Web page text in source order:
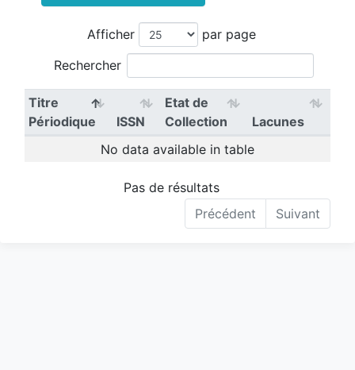
Afficher
par page
Rechercher
Titre
Périodique
ISSN
Etat de
Collection
Lacunes
No data available in table
Pas de résultats
Précédent
Suivant